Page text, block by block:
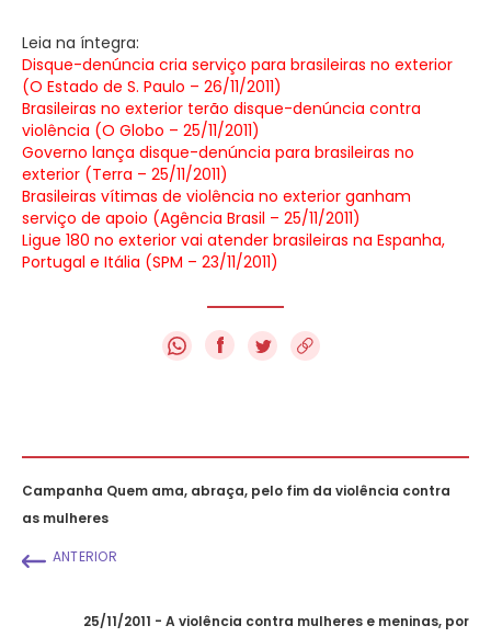
Leia na íntegra:
Disque-denúncia cria serviço para brasileiras no exterior
(O Estado de S. Paulo – 26/11/2011)
Brasileiras no exterior terão disque-denúncia contra
violência (O Globo – 25/11/2011)
Governo lança disque-denúncia para brasileiras no
exterior (Terra – 25/11/2011)
Brasileiras vítimas de violência no exterior ganham
serviço de apoio (Agência Brasil – 25/11/2011)
Ligue 180 no exterior vai atender brasileiras na Espanha,
Portugal e Itália (SPM – 23/11/2011)
f
Campanha Quem ama, abraça, pelo fim da violência contra
as mulheres
ANTERIOR
25/11/2011 - A violência contra mulheres e meninas, por